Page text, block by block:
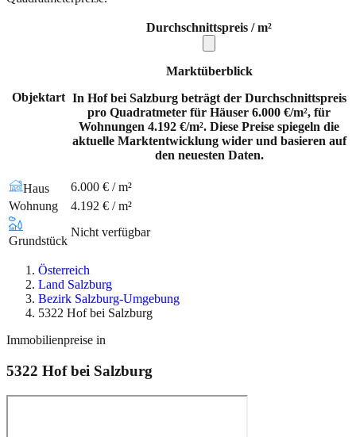
Objektart
Durchschnittspreis / m²
Marktüberblick
In Hof bei Salzburg beträgt der Durchschnittspreis
pro Quadratmeter für Häuser 6.000 €/m², für
Wohnungen 4.192 €/m². Diese Preise spiegeln die
aktuelle Marktentwicklung wider und basieren auf
den neuesten Daten.
Haus
6.000 € / m²
Wohnung
4.192 € / m²
Grundstück
Nicht verfügbar
Österreich
Land Salzburg
Bezirk Salzburg-Umgebung
5322 Hof bei Salzburg
Immobilienpreise in
5322 Hof bei Salzburg